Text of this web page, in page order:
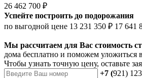
26 462 700 ₽
Успейте построить до подорожания
по выгодной цене 13 231 350 ₽ 17 641
Мы рассчитаем для Вас стоимость
дома бесплатно и поможем уложиться
Чтобы узнать точную цену, оставьте
+7 (921)